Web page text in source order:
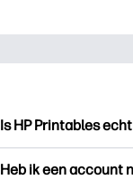
Is HP Printables
Heb ik een account